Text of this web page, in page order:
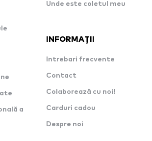
a
Unde este coletul meu
INFORMAȚII
Intrebari frecvente
Contact
Colaborează cu noi!
Carduri cadou
Despre noi